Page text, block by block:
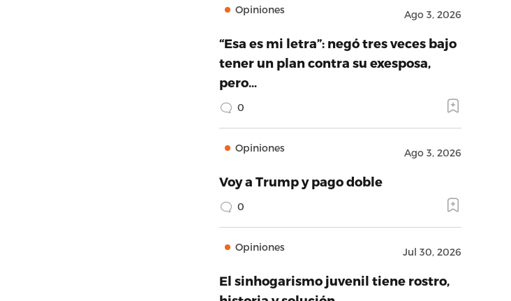
Opiniones Ago 3, 2026
“Esa es mi letra”: negó tres veces bajo
tener un plan contra su exesposa,
pero…
0
Opiniones Ago 3, 2026
Voy a Trump y pago doble
0
Opiniones Jul 30, 2026
El sinhogarismo juvenil tiene rostro,